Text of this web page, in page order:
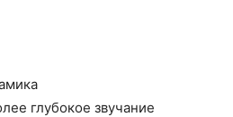
глубокое звучание